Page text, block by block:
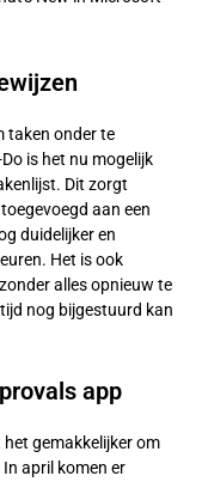
taken onder te
is het nu mogelijk
Dit zorgt
aan een
duidelijker en
Het is ook
alles opnieuw te
nog bijgestuurd kan
app
gemakkelijker om
april komen er